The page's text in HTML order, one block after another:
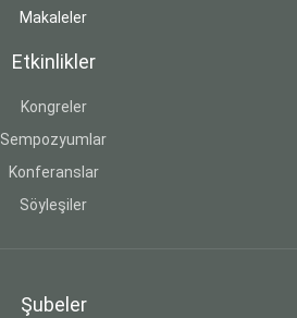
Makaleler
Etkinlikler
Kongreler
Sempozyumlar
Konferanslar
Söyleşiler
Şubeler